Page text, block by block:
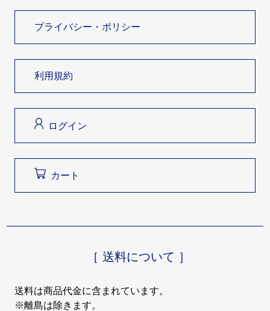
プライバシー・ポリシー
利用規約
ログイン
カート
［ 送料について ］
送料は商品代金に含まれています。
※離島は除きます。